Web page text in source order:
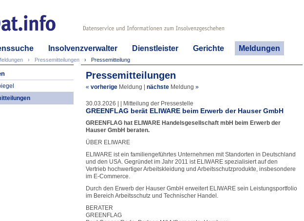
Insolvenzverwalter Dienstleister Gerichte Meldungen
Pressemitteilungen Pressemitteilung
Pressemitteilungen
« vorherige Meldung nächste Meldung »
30.03.2026 | | Mitteilung der Pressestelle
GREENFLAG berät ELIWARE beim Erwerb der Hauser GmbH
GREENFLAG hat ELIWARE Handelsgesellschaft mbH beim Erwerb der
Hauser GmbH beraten.
ÜBER ELIWARE
ELIWARE ist ein familiengeführtes Unternehmen mit Standorten in Deutschland
und den USA. Gegründet im Jahr 2011 ist ELIWARE spezialisiert auf den
Vertrieb hochwertiger Arbeitskleidung und Arbeitsschutzprodukte, insbesondere
im E-Commerce.
Durch den Erwerb der Hauser GmbH erweitert ELIWARE sein Leistungsportfolio
im Bereich Arbeitsschutz und Technischer Handel.
BERATER
GREENFLAG